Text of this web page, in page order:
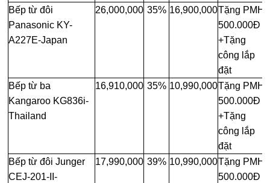
Bếp từ đôi
Panasonic KY-
A227E-Japan
26,000,000 35% 16,900,000Tặng PMH
500.000Đ
+Tặng
công lắp
đặt
Bếp từ ba
Kangaroo KG836i-
Thailand
16,910,000 35% 10,990,000Tặng PMH
500.000Đ
+Tặng
công lắp
đặt
Bếp từ đôi Junger
CEJ-201-II-
17,990,000 39% 10,990,000Tặng PMH
500.000Đ